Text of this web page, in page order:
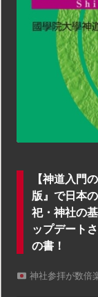
【神道入門
版』で日本
祀・神社の
ップデート
の書！
神社参拝が数倍